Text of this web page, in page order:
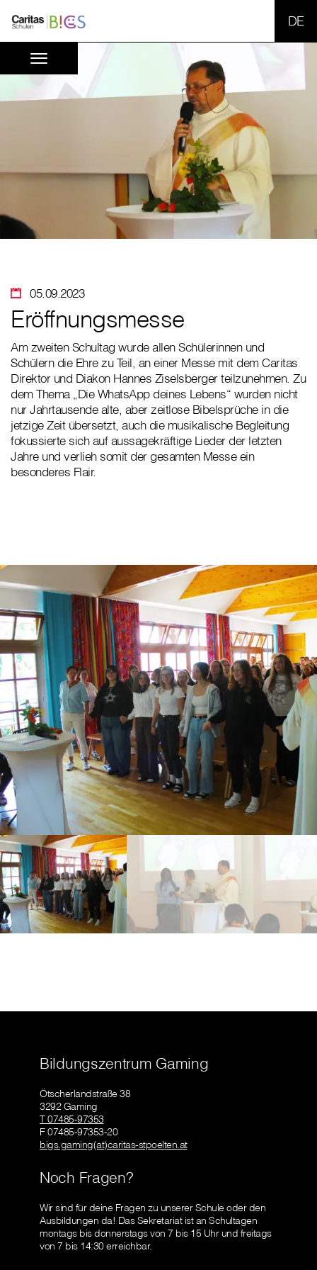
05.09.2023
Eröffnungsmesse
Am zweiten Schultag wurde allen Schülerinnen und
Schülern die Ehre zu Teil, an einer Messe mit dem Caritas
Direktor und Diakon Hannes Ziselsberger teilzunehmen. Zu
dem Thema „Die WhatsApp deines Lebens“ wurden nicht
nur Jahrtausende alte, aber zeitlose Bibelsprüche in die
jetzige Zeit übersetzt, auch die musikalische Begleitung
fokussierte sich auf aussagekräftige Lieder der letzten
Jahre und verlieh somit der gesamten Messe ein
besonderes Flair.
Bildungszentrum Gaming
Ötscherlandstraße 38
3292 Gaming
T 07485-97353
F 07485-97353-20
bigs.gaming(at)caritas-stpoelten.at
Noch Fragen?
Wir sind für deine Fragen zu unserer Schule oder den
Ausbildungen da! Das Sekretariat ist an Schultagen
montags bis donnerstags von 7 bis 15 Uhr und freitags
von 7 bis 14:30 erreichbar.